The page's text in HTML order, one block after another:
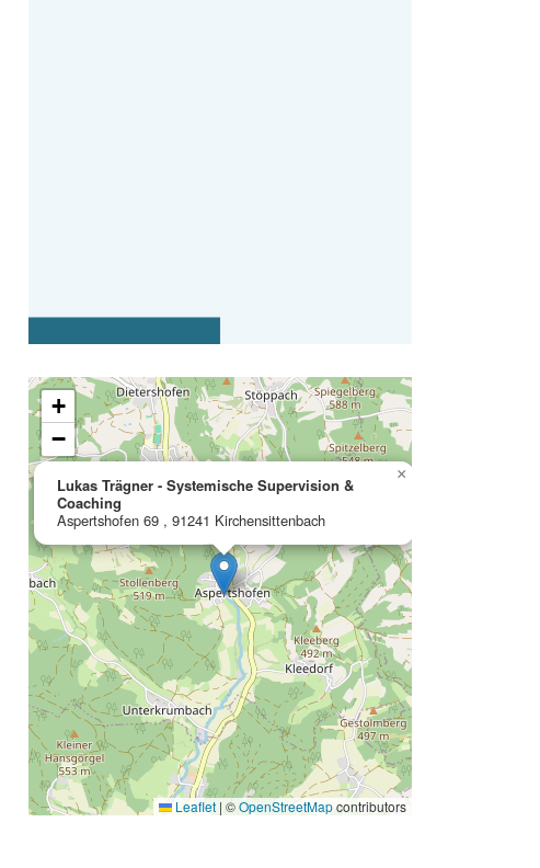
Loading map…
Lukas Trägner - Systemische Supervision &
Coaching
Aspertshofen 69 , 91241 Kirchensittenbach
×
+
−
Leaflet | ©OpenStreetMapcontributors